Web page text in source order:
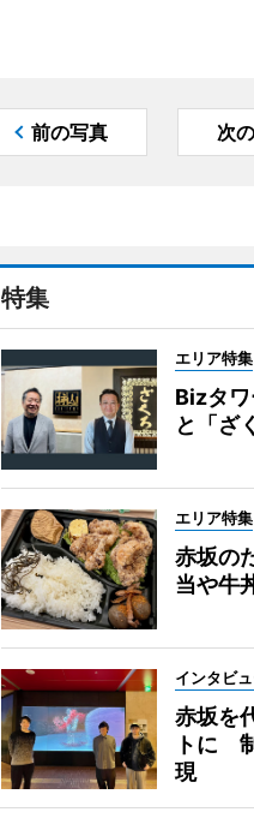
前の写真 次
特集
エリア特集
Bizタ
と「ざ
エリア特集
赤坂の
当や牛
インタビ
赤坂を
トに
現